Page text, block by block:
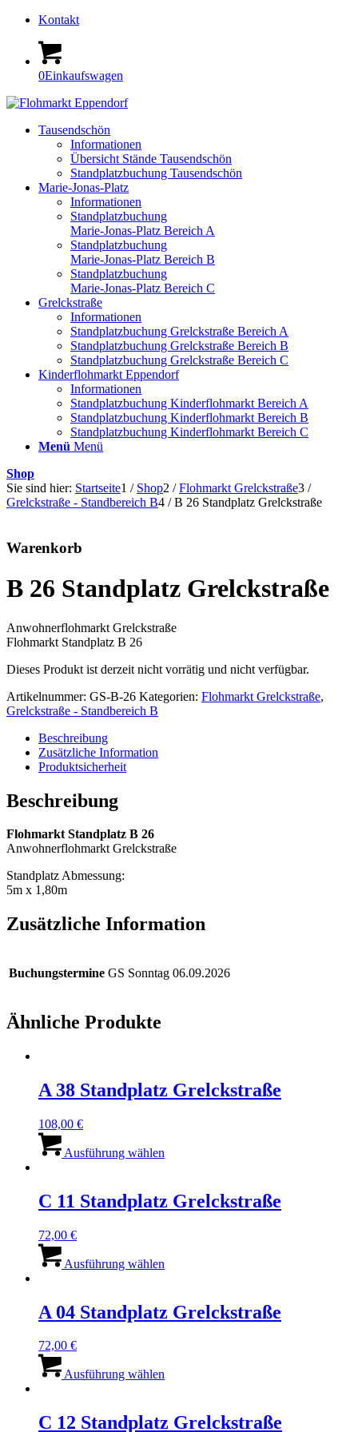
Kontakt
0Einkaufswagen
Tausendschön
Informationen
Übersicht Stände Tausendschön
Standplatzbuchung Tausendschön
Marie-Jonas-Platz
Informationen
Standplatzbuchung
Marie-Jonas-Platz Bereich A
Standplatzbuchung
Marie-Jonas-Platz Bereich B
Standplatzbuchung
Marie-Jonas-Platz Bereich C
Grelckstraße
Informationen
Standplatzbuchung Grelckstraße Bereich A
Standplatzbuchung Grelckstraße Bereich B
Standplatzbuchung Grelckstraße Bereich C
Kinderflohmarkt Eppendorf
Informationen
Standplatzbuchung Kinderflohmarkt Bereich A
Standplatzbuchung Kinderflohmarkt Bereich B
Standplatzbuchung Kinderflohmarkt Bereich C
Menü Menü
Shop
Sie sind hier: Startseite1 / Shop2 / Flohmarkt Grelckstraße3 /
Grelckstraße - Standbereich B4 / B 26 Standplatz Grelckstraße
Warenkorb
B 26 Standplatz Grelckstraße
Anwohnerflohmarkt Grelckstraße
Flohmarkt Standplatz B 26
Dieses Produkt ist derzeit nicht vorrätig und nicht verfügbar.
Artikelnummer: GS-B-26 Kategorien: Flohmarkt Grelckstraße,
Grelckstraße - Standbereich B
Beschreibung
Zusätzliche Information
Produktsicherheit
Beschreibung
Flohmarkt Standplatz B 26
Anwohnerflohmarkt Grelckstraße
Standplatz Abmessung:
5m x 1,80m
Zusätzliche Information
Buchungstermine GS Sonntag 06.09.2026
Ähnliche Produkte
A 38 Standplatz Grelckstraße
108,00 €
Ausführung wählen
Varianten
auf.
auf
gewählt
werden
C 11 Standplatz Grelckstraße
72,00 €
Ausführung wählen
Varianten
auf.
auf
gewählt
A 04 Standplatz Grelckstraße
72,00 €
Ausführung wählen
Varianten
C 12 Standplatz Grelckstraße